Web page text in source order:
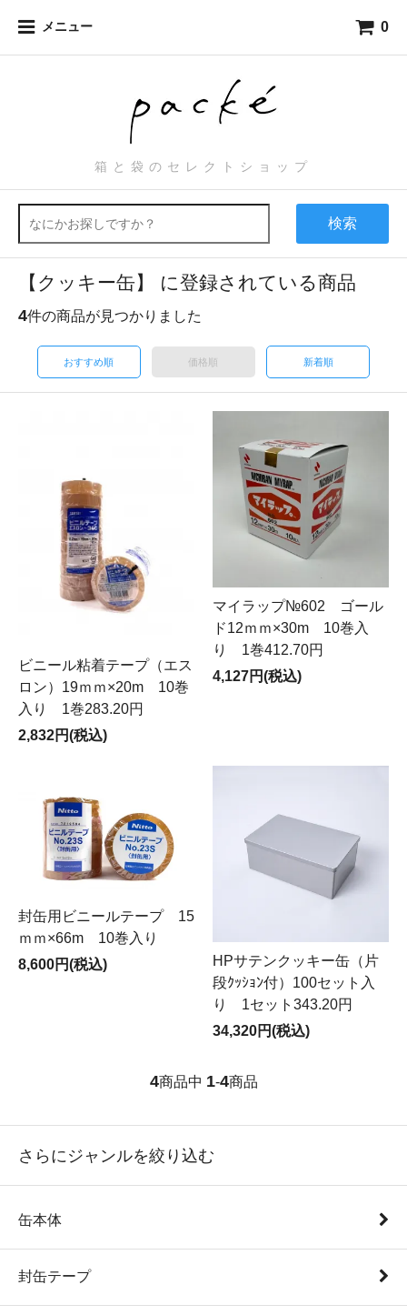
メニュー 0
箱と袋のセレクトショップ
検索
【クッキー缶】 に登録されている商品
4件の商品が見つかりました
おすすめ順 価格順 新着順
ビニール粘着テープ（エス
ロン）19ｍｍ×20m 10巻
入り 1巻283.20円
2,832円(税込)
マイラップ№602 ゴール
ド12ｍｍ×30m 10巻入
り 1巻412.70円
4,127円(税込)
封缶用ビニールテープ 15
ｍｍ×66m 10巻入り
8,600円(税込)
HPサテンクッキー缶（片
段ｸｯｼｮﾝ付）100セット入
り 1セット343.20円
34,320円(税込)
4商品中 1-4商品
さらにジャンルを絞り込む
缶本体
封缶テープ